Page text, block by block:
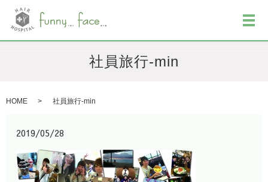
メ
社員旅行-min
HOME 社員旅行-min
2019/05/28